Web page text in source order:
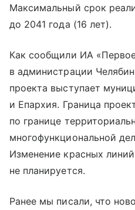
Максимальный срок
до 2041 года (16 лет).
Как сообщили ИА
в администрации
проекта выступает
и Епархия. Граница
по границе
многофункциональной
Изменение красных линий
не планируется.
Ранее мы писали, что